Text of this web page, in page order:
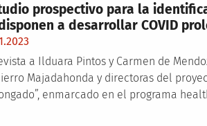
prospectivo para la
a desarrollar COVID
a Ilduara Pintos y Carmen de
Majadahonda y directoras del
enmarcado en el programa